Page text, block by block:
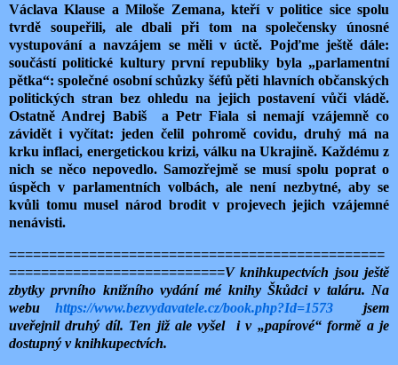
Václava Klause a Miloše Zemana,kteří v politice sice spolu
tvrdě soupeřili, ale dbali při tom na společensky únosné
vystupování a navzájem se měli v úctě. Pojďme ještě dále:
součástí politické kultury první republiky byla „parlamentní
pětka“: společné osobní schůzky šéfů pěti hlavních občanských
politických stran bez ohledu na jejich postavení vůči vládě.
Ostatně Andrej Babiš a Petr Fiala si nemají vzájemně co
závidět i vyčítat: jeden čelil pohromě covidu, druhý má na
krku inflaci, energetickou krizi, válku na Ukrajině. Každému z
nich se něco nepovedlo. Samozřejmě se musí spolu poprat o
úspěch v parlamentních volbách, ale není nezbytné, aby se
kvůli tomu musel národ brodit v projevech jejich vzájemné
nenávisti.
===============================================
===========================V knihkupectvích jsou ještě
zbytky prvního knižního vydání mé knihy Škůdci v taláru. Na
webu https://www.bezvydavatele.cz/book.php?Id=1573 jsem
uveřejnil druhý díl. Ten již ale vyšel i v „papírové“ formě a je
dostupný v knihkupectvích.